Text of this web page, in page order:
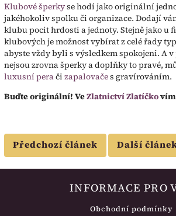
Klubové šperkyse hodí jako originální
jakéhokoliv spolku či organizace. Dodají
klubu pocit hrdosti a jednoty. Stejně jako u
klubových je možnost vybírat z celé řady
abyste vždy byli s výsledkem spokojeni. A v
nejsou zrovna šperky a doplňky to pravé,
luxusní perači zapalovačes gravírováním.
Buďte originální! VeZlatnictví Zlatíčko
Předchozí článek Další
INFORMACE PRO
Obchodní podmínky